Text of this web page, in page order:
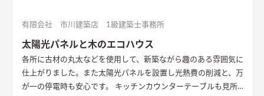
有限会社 市川建築店 1級建築士事務所
太陽光パネルと木のエコハウス
各所に古材の丸太などを使用して、新築ながら趣のある雰囲気に
仕上がりました。また太陽光パネルを設置し光熱費の削減と、万
が一の停電時も安心です。 キッチンカウンターテーブルも見所